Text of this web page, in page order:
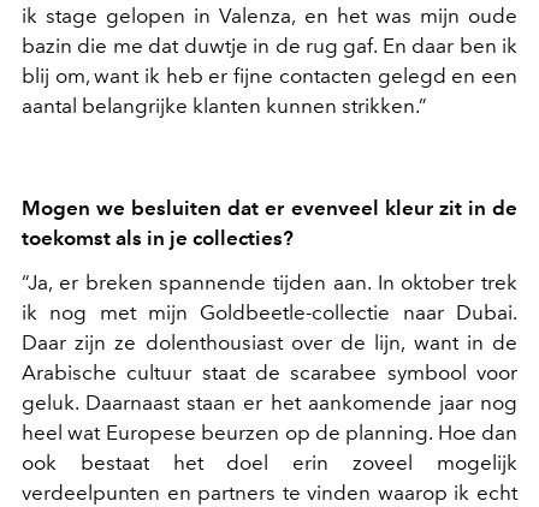
ik stage gelopen in Valenza, en het was mijn oude
bazin die me dat duwtje in de rug gaf. En daar ben ik
blij om, want ik heb er fijne contacten gelegd en een
aantal belangrijke klanten kunnen strikken.”
Mogen we besluiten dat er evenveel kleur zit in de
toekomst als in je collecties?
“Ja, er breken spannende tijden aan. In oktober trek
ik nog met mijn Goldbeetle-collectie naar Dubai.
Daar zijn ze dolenthousiast over de lijn, want in de
Arabische cultuur staat de scarabee symbool voor
geluk. Daarnaast staan er het aankomende jaar nog
heel wat Europese beurzen op de planning. Hoe dan
ook bestaat het doel erin zoveel mogelijk
verdeelpunten en partners te vinden waarop ik echt